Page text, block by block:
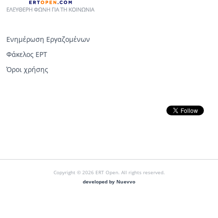
Ενημέρωση Εργαζομένων
Φάκελος ΕΡΤ
Όροι χρήσης
Copyright © 2026 ERT Open. All rights reserved.
developed by Nuevvo